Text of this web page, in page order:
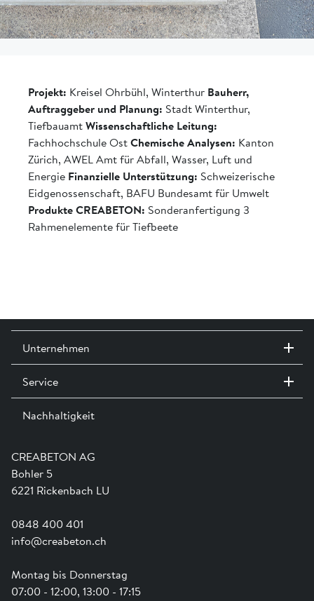
Projekt: Kreisel Ohrbühl, Winterthur Bauherr,
Auftraggeber und Planung: Stadt Winterthur,
TiefbauamtWissenschaftliche Leitung:
Fachhochschule OstChemische Analysen: Kanton
Zürich, AWEL Amt für Abfall, Wasser, Luft und
Energie Finanzielle Unterstützung: Schweizerische
Eidgenossenschaft, BAFU Bundesamt für Umwelt
Produkte CREABETON: Sonderanfertigung 3
Rahmenelemente für Tiefbeete
CREABETON AG
Bohler 5
6221 Rickenbach LU
0848 400 401
info@creabeton.ch
Montag bis Donnerstag
07:00 - 12:00, 13:00 - 17:15
Unternehmen
Kontakt / Standorte
Ausstellungen
Team
Ausbildung
Service
Dienstleistungen
Shop Hilfe
Anwendungsunterstützung
Newsletter
Nachhaltigkeit
Engagement
Swissness
Schwammstadt